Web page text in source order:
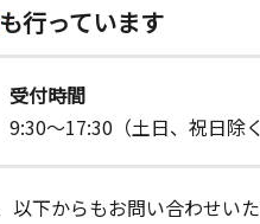
も行っています
受付時間
9:30～17:30（土日、祝日除く
下からもお問い合わせいた